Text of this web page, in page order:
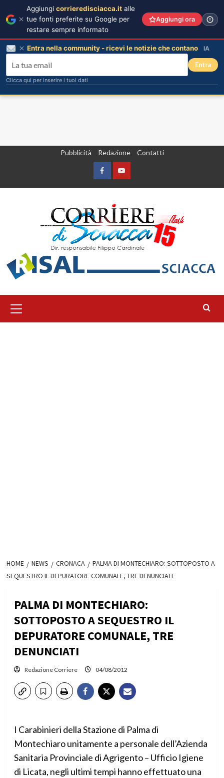
Pubblicità Redazione Contatti
FacebookYountube
principale
HOME NEWS CRONACA
PALMA DI MONTECHIARO: SOTTOPOSTO A
SEQUESTRO IL DEPURATORE COMUNALE, TRE DENUNCIATI
PALMA DI MONTECHIARO:
SOTTOPOSTO A SEQUESTRO IL
DEPURATORE COMUNALE, TRE
DENUNCIATI
Redazione Corriere 04/08/2012
I Carabinieri della Stazione di Palma di
Montechiaro unitamente a personale dell’Azienda
Sanitaria Provinciale di Agrigento – Ufficio Igiene
di Licata, negli ultimi tempi hanno effettuato una
Aggiungi corrieredisciacca.it alle
tue fonti preferite su Google per
restare sempre informato
Aggiungi ora
Entra nella community - ricevi le notizie che contano IA
Entra
Clicca qui per inserire i tuoi dati